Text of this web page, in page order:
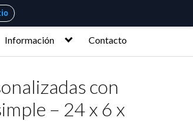
Información Contacto
con
– 24 x 6 x